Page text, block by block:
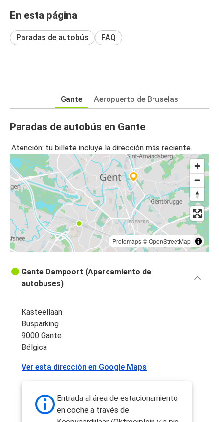
En esta página
Paradas de autobús FAQ
Gante Aeropuerto de Bruselas
Paradas de autobús en Gante
Atención: tu billete incluye la dirección más reciente.
Protomaps©OpenStreetMap
Gante Dampoort (Aparcamiento de
autobuses)
Kasteellaan
Busparking
9000 Gante
Bélgica
Ver esta dirección en Google Maps
Entrada al área de estacionamiento
en coche a través de